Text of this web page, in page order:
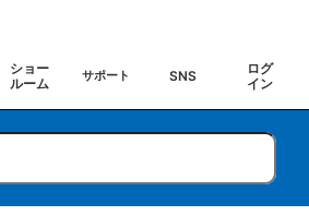
ショー
ルーム
サポート SNS
ログ
イン